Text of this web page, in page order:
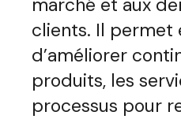
marché et aux
clients. Il permet
d’améliorer
produits, les
processus pour